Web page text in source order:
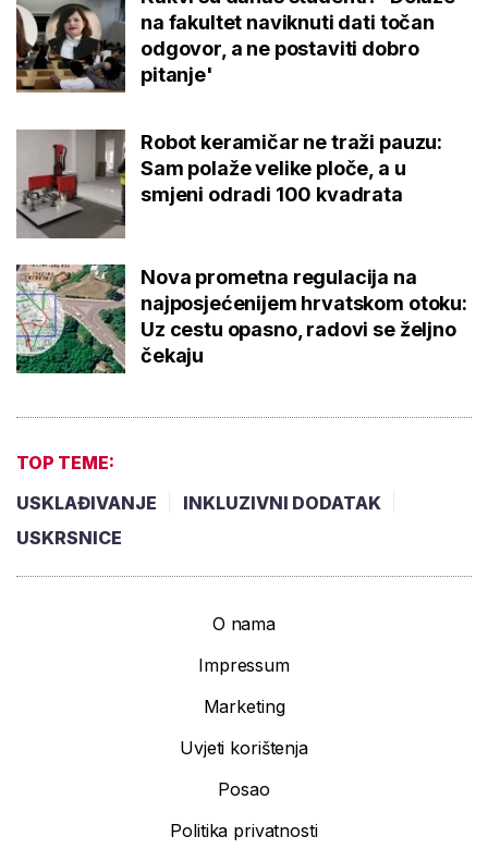
na fakultet naviknuti dati točan
odgovor, a ne postaviti dobro
pitanje'
Robot keramičar ne traži pauzu:
Sam polaže velike ploče, a u
smjeni odradi 100 kvadrata
Nova prometna regulacija na
najposjećenijem hrvatskom otoku:
Uz cestu opasno, radovi se željno
čekaju
TOP TEME:
USKLAĐIVANJE
INKLUZIVNI DODATAK
USKRSNICE
O nama
Impressum
Marketing
Uvjeti korištenja
Posao
Politika privatnosti